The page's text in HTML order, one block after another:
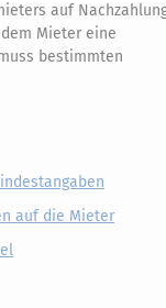
auf
Mieter eine
bestimmten
auf die Mieter